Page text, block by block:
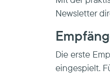
Newsletter
Die erste
eingespielt.